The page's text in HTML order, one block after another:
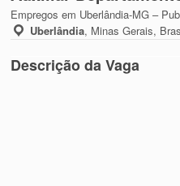
Empregos em Uberlândia-MG –
Uberlândia, Minas Gerais,
Descrição da Vaga